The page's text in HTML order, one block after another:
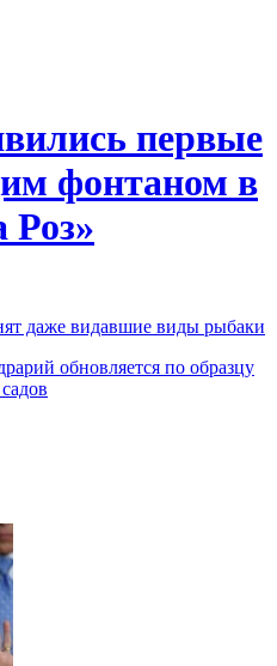
первые
фонтаном в
Роз»
даже видавшие виды рыбаки
обновляется по образцу